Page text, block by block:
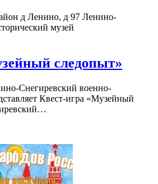
д Ленино, д 97 Ленино-
музей
следопыт»
Снегиревский военно-
Квест-игра «Музейный